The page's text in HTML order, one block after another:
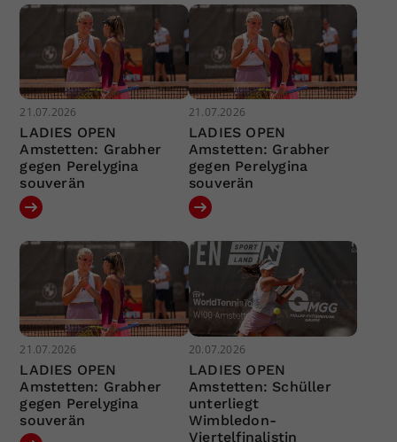
21.07.2026
LADIES OPEN
Amstetten: Grabher
gegen Perelygina
souverän
21.07.2026
LADIES OPEN
Amstetten: Grabher
gegen Perelygina
souverän
21.07.2026
LADIES OPEN
Amstetten: Grabher
gegen Perelygina
souverän
20.07.2026
LADIES OPEN
Amstetten: Schüller
unterliegt
Wimbledon-
Viertelfinalistin